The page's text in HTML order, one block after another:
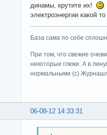
динамы, крутите их!
электроэнергии какой
База сама по себе
При том, что свежие
некоторые глюки. А в
нормальными (c)
06-08-12 14:33:31